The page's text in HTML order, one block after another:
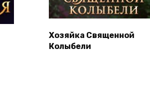
Хозяйка Священной
Колыбели